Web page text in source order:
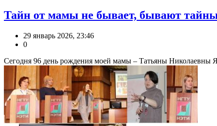
Тайн от мамы не бывает, бывают
29 январь 2026, 23:46
0
Сегодня 96 день рождения моей мамы – Татьяны Николаевны